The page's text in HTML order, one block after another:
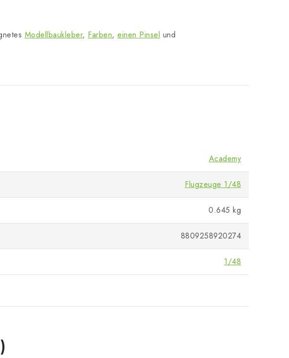
Modellbaukleber, Farben, einen Pinsel und
Academy
Flugzeuge 1/48
0.645 kg
8809258920274
1/48